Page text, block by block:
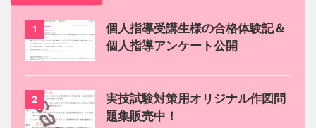
1
個人指導受講生様の合格体験記＆
個人指導アンケート公開
2
実技試験対策用オリジナル作図問
題集販売中！